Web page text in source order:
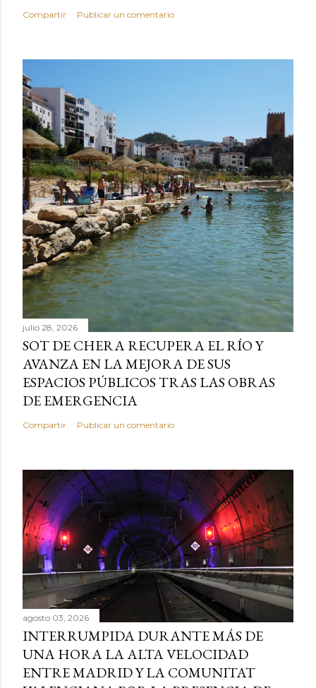
Compartir Publicar un comentario
julio 28, 2026
SOT DE CHERA RECUPERA EL RÍO Y
AVANZA EN LA MEJORA DE SUS
ESPACIOS PÚBLICOS TRAS LAS OBRAS
DE EMERGENCIA
Compartir Publicar un comentario
agosto 03, 2026
INTERRUMPIDA DURANTE MÁS DE
UNA HORA LA ALTA VELOCIDAD
ENTRE MADRID Y LA COMUNITAT